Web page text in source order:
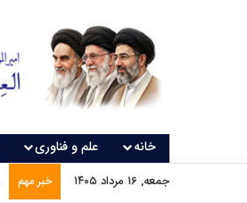
خانه علم و فناوری
جمعه, ۱۶ مرداد ۱۴۰۵ خبر مهم